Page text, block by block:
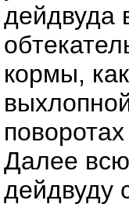
дейдвуда
кормы,
Далее
дейдвуду